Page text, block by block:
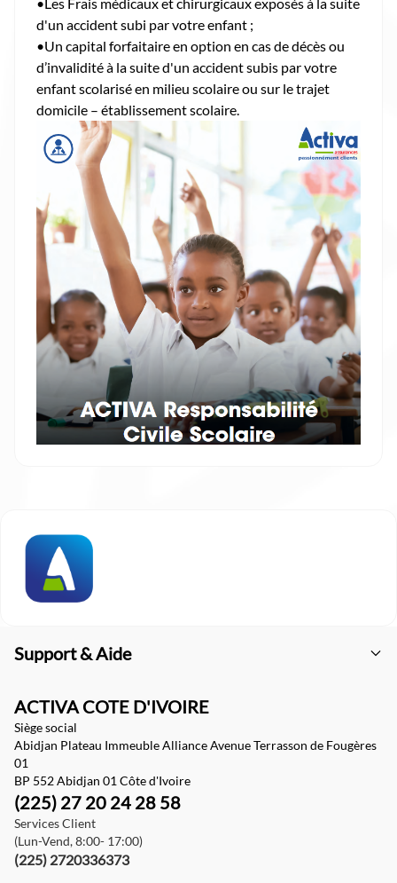
d'un accident subi par votre enfant ;
•Un capital forfaitaire en option en cas de décès ou
d’invalidité à la suite d'un accident subis par votre
enfant scolarisé en milieu scolaire ou sur le trajet
domicile – établissement scolaire.
Support & Aide
ACTIVA COTE D'IVOIRE
Siège social
Abidjan Plateau Immeuble Alliance Avenue Terrasson de Fougères
01
BP 552 Abidjan 01 Côte d'Ivoire
(225) 27 20 24 28 58
Services Client
(Lun-Vend, 8:00- 17:00)
(225) 2720336373